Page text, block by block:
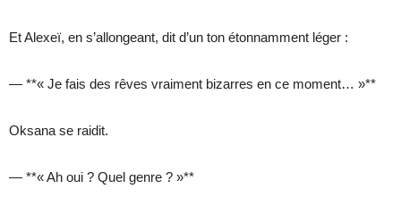
Et Alexeï, en s’allongeant, dit d’un ton étonnamment léger :
— **« Je fais des rêves vraiment bizarres en ce moment… »**
Oksana se raidit.
— **« Ah oui ? Quel genre ? »**